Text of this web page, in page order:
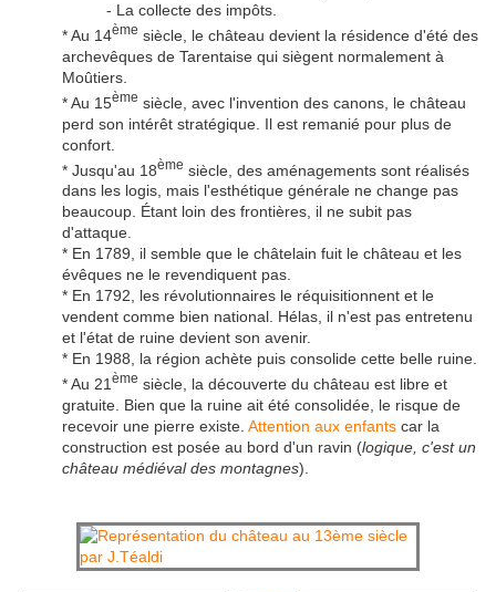
- La collecte des impôts.
* Au 14ème siècle, le château devient la résidence d'été des
archevêques de Tarentaise qui siègent normalement à
Moûtiers.
* Au 15ème siècle, avec l'invention des canons, le château
perd son intérêt stratégique. Il est remanié pour plus de
confort.
* Jusqu'au 18ème siècle, des aménagements sont réalisés
dans les logis, mais l'esthétique générale ne change pas
beaucoup. Étant loin des frontières, il ne subit pas
d'attaque.
* En 1789, il semble que le châtelain fuit le château et les
évêques ne le revendiquent pas.
* En 1792, les révolutionnaires le réquisitionnent et le
vendent comme bien national. Hélas, il n'est pas entretenu
et l'état de ruine devient son avenir.
* En 1988, la région achète puis consolide cette belle ruine.
* Au 21 ème siècle, la découverte du château est libre et
gratuite. Bien que la ruine ait été consolidée, le risque de
recevoir une pierre existe. Attention aux enfants car la
construction est posée au bord d'un ravin (logique, c'est un
château médiéval des montagnes).